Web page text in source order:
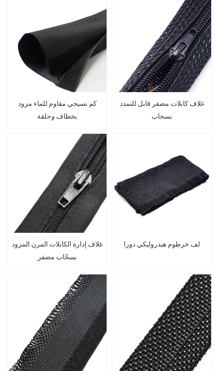
كم نسيجي مقاوم للماء مزود
بخطاف وحلقة
غلاف كابلات مضفر قابل للتمدد
بسحاب
غلاف إدارة الكابلات المرن المزود
بسحّاب مضفر
لف خرطوم هيدروليكي دورا